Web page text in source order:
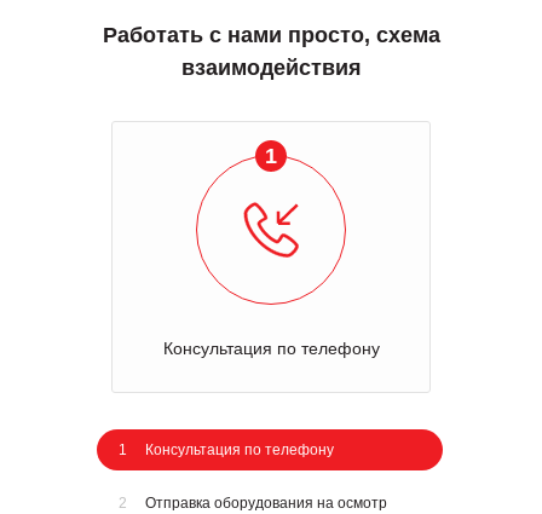
Работать с нами просто, схема
взаимодействия
1
Консультация по телефону
1 Консультация по телефону
2 Отправка оборудования на осмотр